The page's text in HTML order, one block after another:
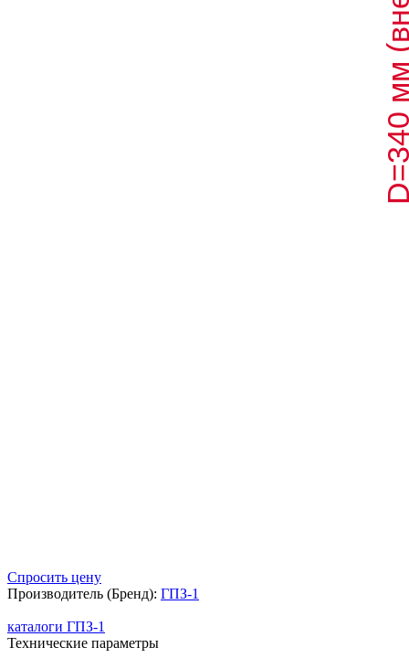
Спросить цену
Производитель (Бренд): ГПЗ-1
каталоги ГПЗ-1
Технические параметры